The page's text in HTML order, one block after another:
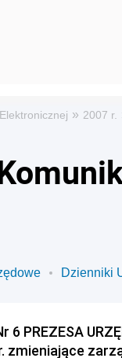
» 2007 r.
Dzienniki
6 PREZESA
zmieniające